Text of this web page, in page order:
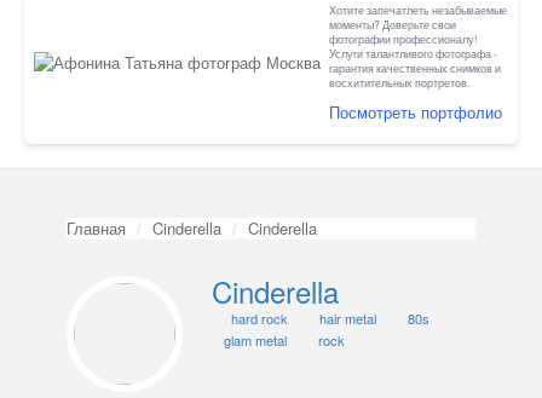
Хотите запечатлеть незабываемые
моменты? Доверьте свои
фотографии профессионалу!
Услуги талантливого фотографа -
гарантия качественных снимков и
восхитительных портретов.
Посмотреть портфолио
Главная Cinderella Cinderella
Cinderella
hard rock hair metal
80s
glam metal
rock